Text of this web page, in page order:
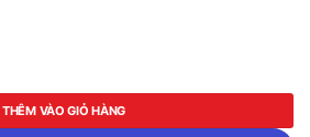
SD-N400 DC100V 2a2b số lượng
THÊM VÀO GIỎ HÀNG